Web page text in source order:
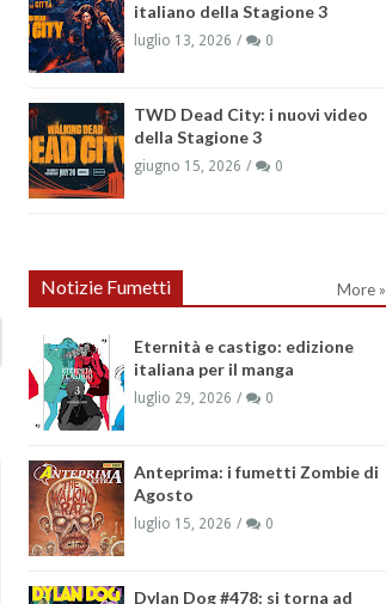
italiano della Stagione 3
luglio 13, 2026 0
TWD Dead City: i nuovi video
della Stagione 3
giugno 15, 2026 0
Notizie Fumetti More »
Eternità e castigo: edizione
italiana per il manga
luglio 29, 2026 0
Anteprima: i fumetti Zombie di
Agosto
luglio 15, 2026 0
Dylan Dog #478: si torna ad